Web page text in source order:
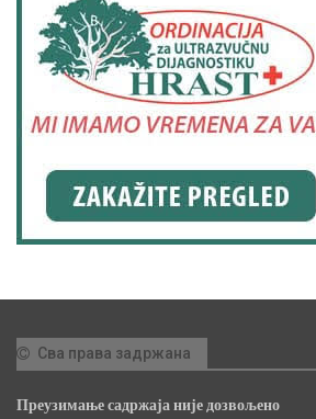
Сва права задржана
Преузимање садржаја није дозвољено